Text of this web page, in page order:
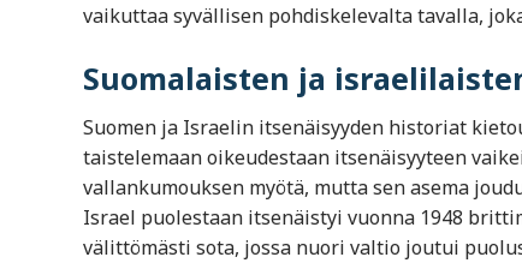
vaikuttaa syvällisen pohdiskelevalta tavalla,
Suomalaisten ja
Suomen ja Israelin itsenäisyyden historiat
taistelemaan oikeudestaan itsenäisyyteen
vallankumouksen myötä, mutta sen asema
Israel puolestaan itsenäistyi vuonna 1948
välittömästi sota, jossa nuori valtio joutui